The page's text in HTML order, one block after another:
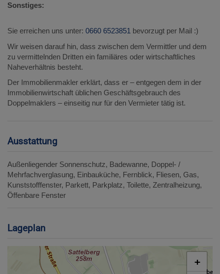
Sonstiges:
Sie erreichen uns unter: 0660 6523851 bevorzugt per Mail :)
Wir weisen darauf hin, dass zwischen dem Vermittler und dem
zu vermittelnden Dritten ein familiäres oder wirtschaftliches
Naheverhältnis besteht.
Der Immobilienmakler erklärt, dass er – entgegen dem in der
Immobilienwirtschaft üblichen Geschäftsgebrauch des
Doppelmaklers – einseitig nur für den Vermieter tätig ist.
Ausstattung
Außenliegender Sonnenschutz Badewanne Doppel- /
Mehrfachverglasung Einbauküche Fernblick Fliesen Gas
Kunststofffenster Parkett Parkplatz Toilette Zentralheizung
Öffenbare Fenster
Lageplan
+